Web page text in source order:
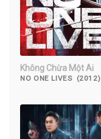
Không Chừa Một Ai
NO ONE LIVES (2012)